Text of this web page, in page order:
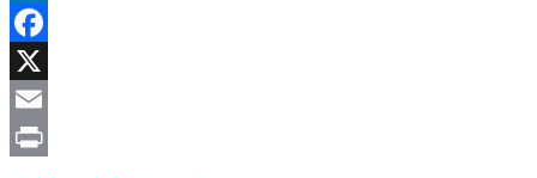
LinkedIn
Facebook
X
Email